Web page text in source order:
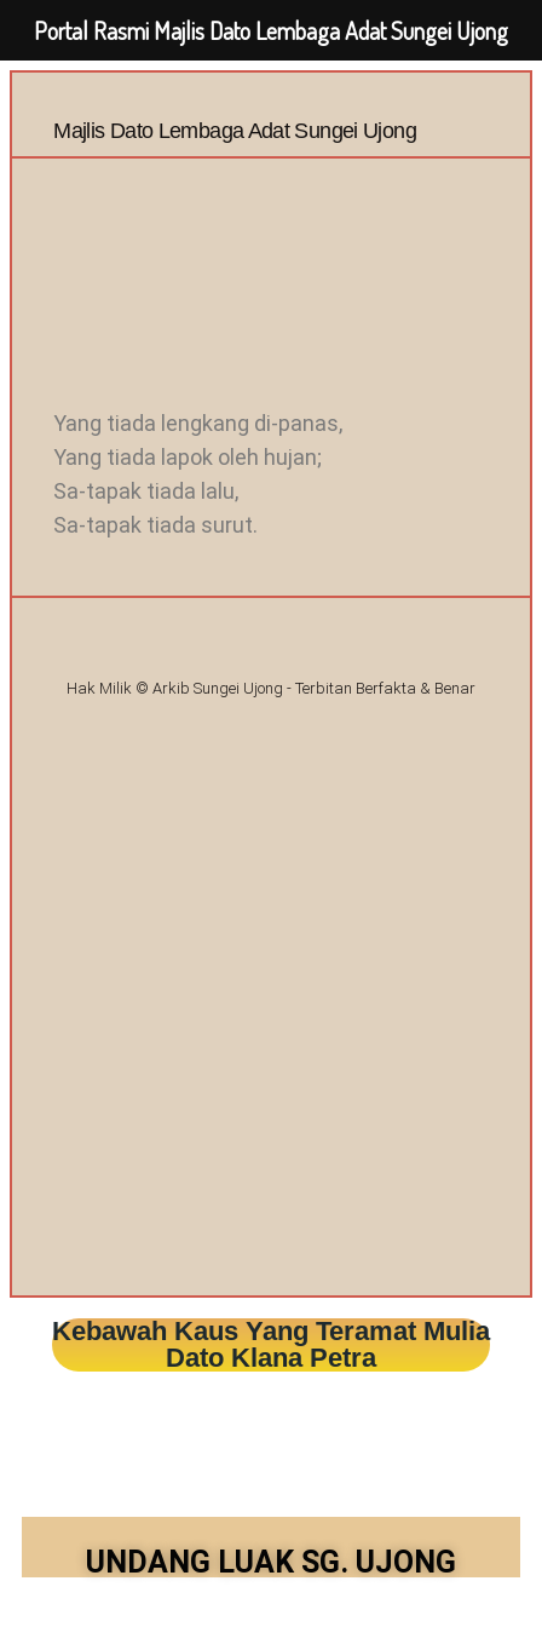
Majlis Dato Lembaga Adat Sungei Ujong
Yang tiada lengkang di-panas,
Yang tiada lapok oleh hujan;
Sa-tapak tiada lalu,
Sa-tapak tiada surut.
Hak Milik © Arkib Sungei Ujong - Terbitan Berfakta & Benar
Kebawah Kaus Yang Teramat Mulia
Dato Klana Petra
UNDANG LUAK SG. UJONG
Portal Rasmi Majlis Dato Lembaga Adat Sungei Ujong